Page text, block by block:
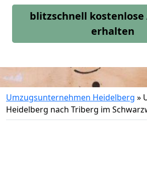
blitzschnell kostenlose
erhalten
Umzugsunternehmen Heidelberg »
Heidelberg nach Triberg im